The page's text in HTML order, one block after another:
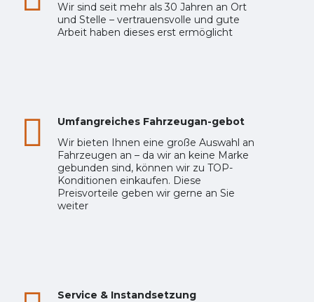
Wir sind seit mehr als 30 Jahren an Ort
und Stelle – vertrauensvolle und gute
Arbeit haben dieses erst ermöglicht
Umfangreiches Fahrzeugan-gebot
Wir bieten Ihnen eine große Auswahl an
Fahrzeugen an – da wir an keine Marke
gebunden sind, können wir zu TOP-
Konditionen einkaufen. Diese
Preisvorteile geben wir gerne an Sie
weiter
Service & Instandsetzung